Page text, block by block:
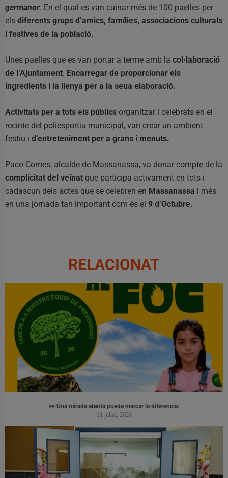
germanor. En el qual es van cuinar més de 100 paelles per
els diferents grups d’amics, famílies, associacions culturals
i festives de la població.
Unes paelles que es van portar a terme amb la col·laboració
de l’Ajuntament. Encarregar de proporcionar els
ingredients i la llenya per a la seua elaboració.
Activitats per a tots els públics organitzar i celebrats en el
recinte del poliesportiu municipal, van crear un ambient
festiu i d’entreteniment per a grans i menuts.
Paco Comes, alcalde de Massanassa, va donar compte de la
complicitat del veïnat que participa activament en tots i
cadascun dels actes que se celebren en Massanassa i més
en una jornada tan important com és el 9 d’Octubre.
RELACIONAT
👀 Una mirada atenta puede marcar la diferencia.
31 juliol, 2026